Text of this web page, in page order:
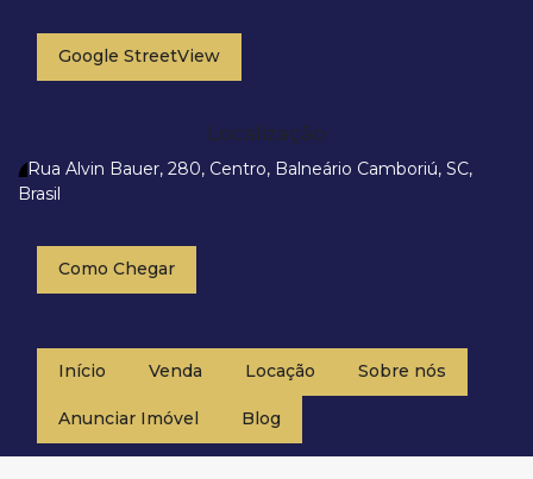
Google StreetView
Localização
Rua Alvin Bauer, 280, Centro, Balneário Camboriú, SC,
Brasil
Como Chegar
Início Venda Locação Sobre nós
Anunciar Imóvel Blog